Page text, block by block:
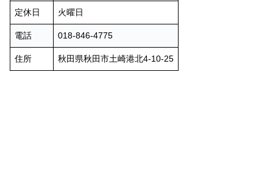
定休日 火曜日
電話 018-846-4775
住所 秋田県秋田市土崎港北4-10-25